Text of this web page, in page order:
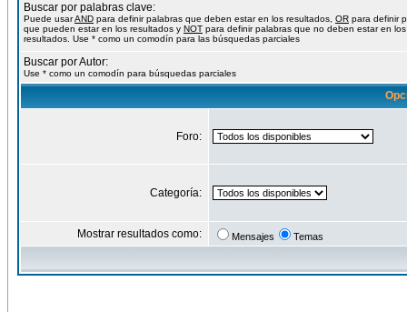
Buscar por palabras clave:
Puede usarAND para definir palabras que deben estar en los resultados, OR para definir
que pueden estar en los resultados y NOT para definir palabras que no deben estar en los
resultados. Use * como un comodín para las búsquedas parciales
Buscar por Autor:
Use * como un comodín para búsquedas parciales
Foro:
Categoría:
Mostrar resultados como: Mensajes Temas